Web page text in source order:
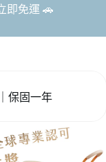
即免運 🚗
保固一年